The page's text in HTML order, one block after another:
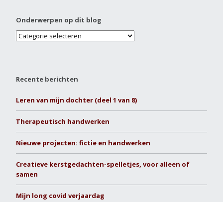
Onderwerpen op dit blog
Recente berichten
Leren van mijn dochter (deel 1 van 8)
Therapeutisch handwerken
Nieuwe projecten: fictie en handwerken
Creatieve kerstgedachten-spelletjes, voor alleen of
samen
Mijn long covid verjaardag